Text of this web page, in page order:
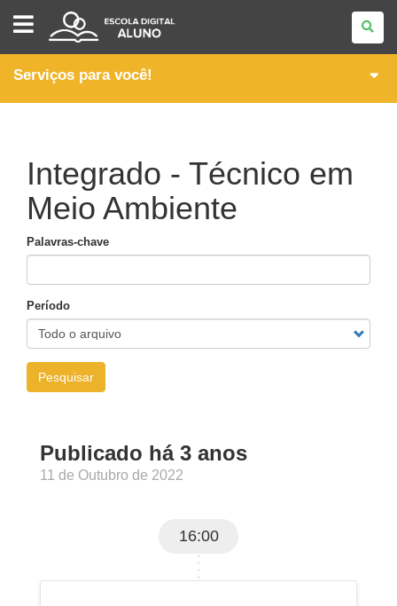
ESCOLA
DIGITAL
-
ALUNO
Serviços para você!
Integrado - Técnico em
Meio Ambiente
Palavras-chave
Período
Pesquisar
Publicado há 3 anos
11 de Outubro de 2022
16:00